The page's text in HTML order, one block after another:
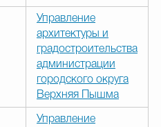
Управление
архитектуры и
градостроительства
администрации
городского округа
Верхняя Пышма
Управление